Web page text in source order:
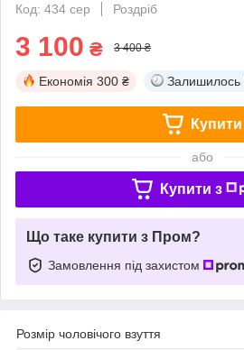
Код: 434 сер
Роздріб
3 100 ₴ 3 400 ₴
Економія 300 ₴ Залишилось
Купити
або
Купити з
Що таке купити з Пром?
Замовлення під захистом
Розмір чоловічого взуття